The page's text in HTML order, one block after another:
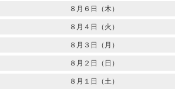
８月６日（木）
８月４日（火）
８月３日（月）
８月２日（日）
８月１日（土）